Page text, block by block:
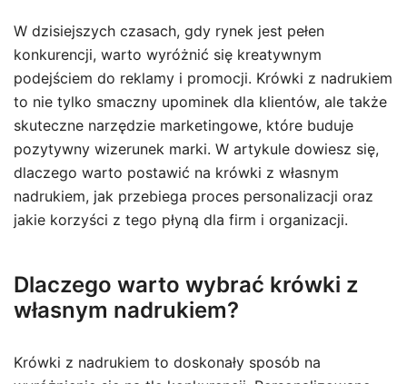
W dzisiejszych czasach, gdy rynek jest pełen
konkurencji, warto wyróżnić się kreatywnym
podejściem do reklamy i promocji. Krówki z nadrukiem
to nie tylko smaczny upominek dla klientów, ale także
skuteczne narzędzie marketingowe, które buduje
pozytywny wizerunek marki. W artykule dowiesz się,
dlaczego warto postawić na krówki z własnym
nadrukiem, jak przebiega proces personalizacji oraz
jakie korzyści z tego płyną dla firm i organizacji.
Dlaczego warto wybrać krówki z
własnym nadrukiem?
Krówki z nadrukiem to doskonały sposób na